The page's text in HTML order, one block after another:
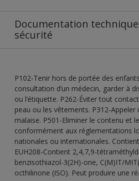
Documentation
sécurité
P102-Tenir hors de portée des
consultation d’un médecin, garder à
ou l’étiquette. P262-Éviter tout
peau ou les vêtements. P312-Appeler
malaise. P501-Eliminer le contenu et
conformément aux réglementations
nationales ou internationales.
EUH208-Contient 2,4,7,9-
benzisothiazol-3(2H)-one, C(M)IT/
octhilinone (ISO). Peut produire une